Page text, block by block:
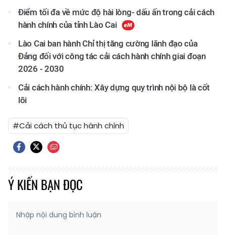
Điểm tối đa về mức độ hài lòng- dấu ấn trong cải cách
hành chính của tỉnh Lào Cai
Lào Cai ban hành Chỉ thị tăng cường lãnh đạo của
Đảng đối với công tác cải cách hành chính giai đoạn
2026 - 2030
Cải cách hành chính: Xây dựng quy trình nội bộ là cốt
lõi
#Cải cách thủ tục hành chính
Ý KIẾN BẠN ĐỌC